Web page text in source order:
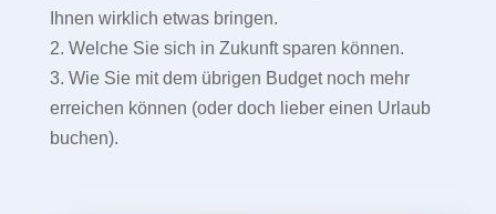
Ihnen wirklich etwas bringen.
2. Welche Sie sich in Zukunft sparen können.
3. Wie Sie mit dem übrigen Budget noch mehr
erreichen können (oder doch lieber einen Urlaub
buchen).